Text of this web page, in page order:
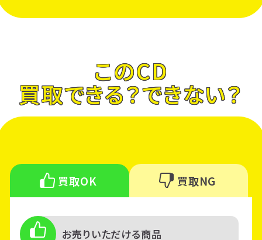
このCD
買取できる？できない？
買取OK 買取NG
お売りいただける商品